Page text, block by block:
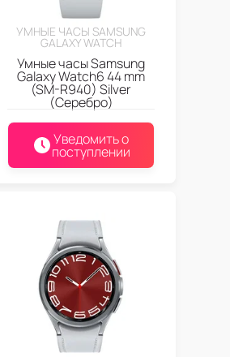
УМНЫЕ ЧАСЫ SAMSUNG
GALAXY WATCH
Умные часы Samsung
Galaxy Watch6 44 mm
(SM-R940) Silver
(Серебро)
Уведомить о
поступлении